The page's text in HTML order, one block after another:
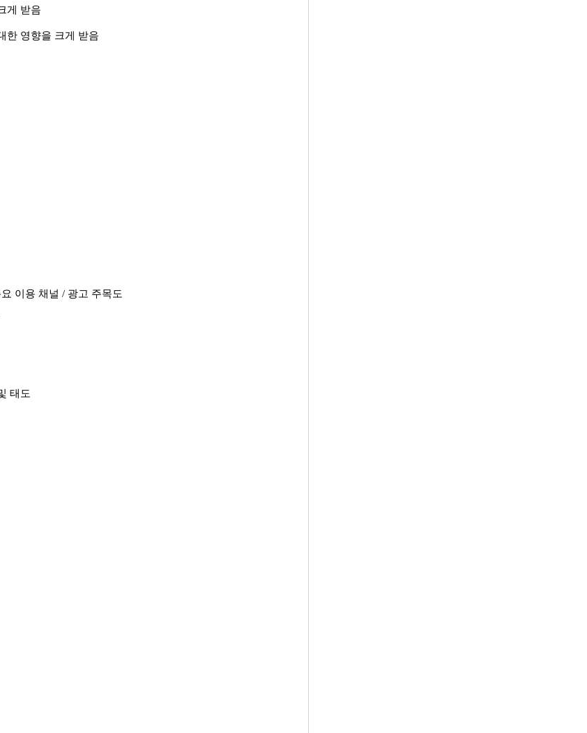
게 받음
한 영향을 크게 받음
이용 채널 / 광고 주목도
태도